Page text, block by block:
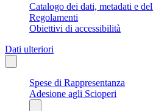
Catalogo dei dati, metadati e
Regolamenti
Obiettivi di accessibilità
Dati ulteriori
Spese di Rappresentanza
Adesione agli Scioperi